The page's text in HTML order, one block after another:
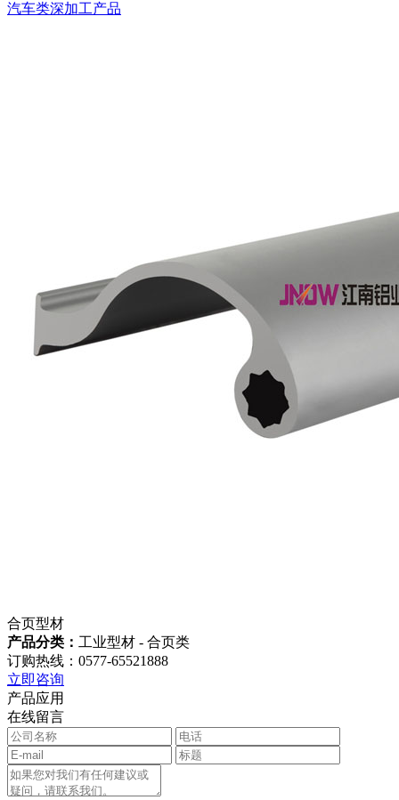
汽车类深加工产品
合页型材
产品分类： 工业型材 - 合页类
订购热线：0577-65521888
立即咨询
产品应用
在线留言